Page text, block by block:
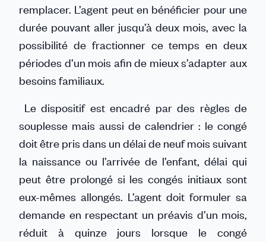
remplacer. L’agent peut en bénéficier pour une
durée pouvant aller jusqu’à deux mois, avec la
possibilité de fractionner ce temps en deux
périodes d’un mois afin de mieux s’adapter aux
besoins familiaux.
Le dispositif est encadré par des règles de
souplesse mais aussi de calendrier : le congé
doit être pris dans un délai de neuf mois suivant
la naissance ou l’arrivée de l’enfant, délai qui
peut être prolongé si les congés initiaux sont
eux-mêmes allongés. L’agent doit formuler sa
demande en respectant un préavis d’un mois,
réduit à quinze jours lorsque le congé